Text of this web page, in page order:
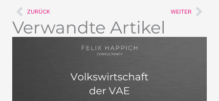
Zurück
ZURÜCK WEITER
Verwandte Artikel